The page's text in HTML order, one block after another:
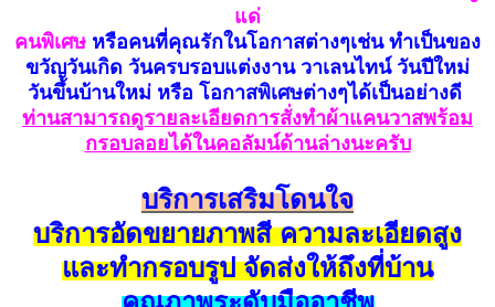
แด่
คนพิเศษ หรือคนที่คุณรักในโอกาสต่างๆเช่น ทำเป็นของ
ขวัญวันเกิด วันครบรอบแต่งงาน วาเลนไทน์ วันปีใหม่
วันขึ้นบ้านใหม่ หรือ โอกาสพิเศษต่างๆได้เป็นอย่างดี
ท่านสามารถดูรายละเอียดการสั่งทำผ้าแคนวาสพร้อม
กรอบลอยได้ในคอลัมน์ด้านล่างนะครับ
บริการเสริมโดนใจ
บริการอัดขยายภาพสี ความละเอียดสูง
และทำกรอบรูป จัดส่งให้ถึงที่บ้าน